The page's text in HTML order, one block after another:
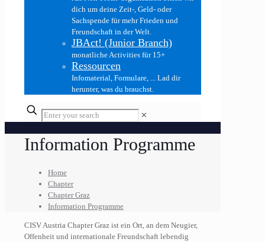
dich um deine Zeit-, Geld- oder
Sachspende für mehr Frieden und
Freundschaft in der Welt.
JBAct! (Junior Branch)
monatliche Activities für 15+
Ressourcen
Infomaterial, Formulare, ... Lad dir
herunter, was du brauchst.
✕
Information Programme
Home
Chapter
Chapter Graz
Information Programme
CISV Austria Chapter Graz ist ein Ort, an dem Neugier,
Offenheit und internationale Freundschaft lebendig